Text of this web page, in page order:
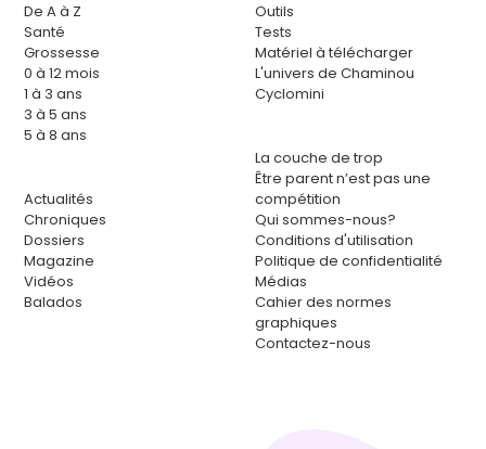
De A à Z
Santé
Grossesse
0 à 12 mois
1 à 3 ans
3 à 5 ans
5 à 8 ans
Actualités
Chroniques
Dossiers
Magazine
Vidéos
Balados
Outils
Tests
Matériel à télécharger
L'univers de Chaminou
Cyclomini
La couche de trop
Être parent n’est pas une
compétition
Qui sommes-nous?
Conditions d'utilisation
Politique de confidentialité
Médias
Cahier des normes
graphiques
Contactez-nous